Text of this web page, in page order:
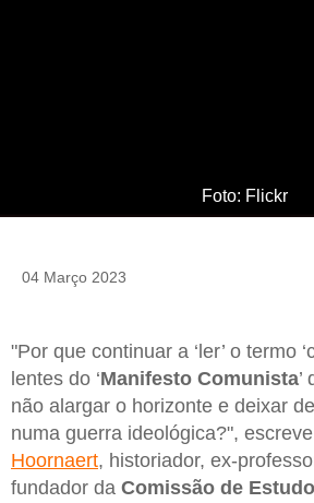
Foto: Flickr
04 Março 2023
"Por que continuar a ‘ler’ o termo
lentes do ‘Manifesto Comunista’
não alargar o horizonte e deixar
numa guerra ideológica?", escreve
Hoornaert, historiador, ex-
fundador da Comissão de